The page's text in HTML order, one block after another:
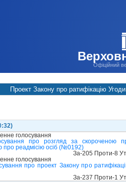
Офіційний
Проект Закону про ратифікацію
голосування
про розгляд за скороченою
про реадмісію осіб (№0192)
За-205 Проти-8
голосування
про проект Закону про
За-237 Проти-1